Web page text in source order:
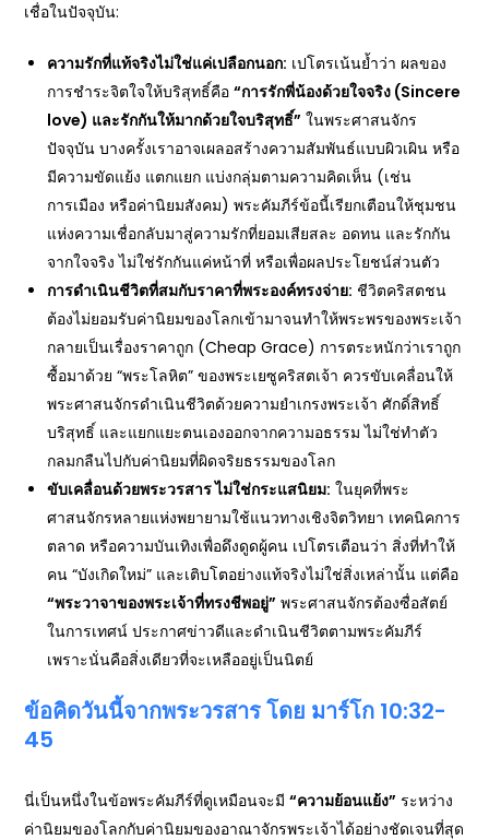
เชื่อในปัจจุบัน:
ความรักที่แท้จริงไม่ใช่แค่เปลือกนอก: เปโตรเน้นย้ำว่า ผลของ
การชำระจิตใจให้บริสุทธิ์คือ“การรักพี่น้องด้วยใจจริง (Sincere
love) และรักกันให้มากด้วยใจบริสุทธิ์” ในพระศาสนจักร
ปัจจุบัน บางครั้งเราอาจเผลอสร้างความสัมพันธ์แบบผิวเผิน หรือ
มีความขัดแย้ง แตกแยก แบ่งกลุ่มตามความคิดเห็น (เช่น
การเมือง หรือค่านิยมสังคม) พระคัมภีร์ข้อนี้เรียกเตือนให้ชุมชน
แห่งความเชื่อกลับมาสู่ความรักที่ยอมเสียสละ อดทน และรักกัน
จากใจจริง ไม่ใช่รักกันแค่หน้าที่ หรือเพื่อผลประโยชน์ส่วนตัว
การดำเนินชีวิตที่สมกับราคาที่พระองค์ทรงจ่าย: ชีวิตคริสตชน
ต้องไม่ยอมรับค่านิยมของโลกเข้ามาจนทำให้พระพรของพระเจ้า
กลายเป็นเรื่องราคาถูก (Cheap Grace) การตระหนักว่าเราถูก
ซื้อมาด้วย “พระโลหิต” ของพระเยซูคริสตเจ้า ควรขับเคลื่อนให้
พระศาสนจักรดำเนินชีวิตด้วยความยำเกรงพระเจ้า ศักดิ์สิทธิ์
บริสุทธิ์ และแยกแยะตนเองออกจากความอธรรม ไม่ใช่ทำตัว
กลมกลืนไปกับค่านิยมที่ผิดจริยธรรมของโลก
ขับเคลื่อนด้วยพระวรสาร ไม่ใช่กระแสนิยม: ในยุคที่พระ
ศาสนจักรหลายแห่งพยายามใช้แนวทางเชิงจิตวิทยา เทคนิคการ
ตลาด หรือความบันเทิงเพื่อดึงดูดผู้คน เปโตรเตือนว่า สิ่งที่ทำให้
คน “บังเกิดใหม่” และเติบโตอย่างแท้จริงไม่ใช่สิ่งเหล่านั้น แต่คือ
“พระวาจาของพระเจ้าที่ทรงชีพอยู่” พระศาสนจักรต้องซื่อสัตย์
ในการเทศน์ ประกาศข่าวดีและดำเนินชีวิตตามพระคัมภีร์
เพราะนั่นคือสิ่งเดียวที่จะเหลืออยู่เป็นนิตย์
ข้อคิดวันนี้จากพระวรสาร โดย มาร์โก 10:32-
45
นี่เป็นหนึ่งในข้อพระคัมภีร์ที่ดูเหมือนจะมี“ความย้อนแย้ง” ระหว่าง
ค่านิยมของโลกกับค่านิยมของอาณาจักรพระเจ้าได้อย่างชัดเจนที่สุด